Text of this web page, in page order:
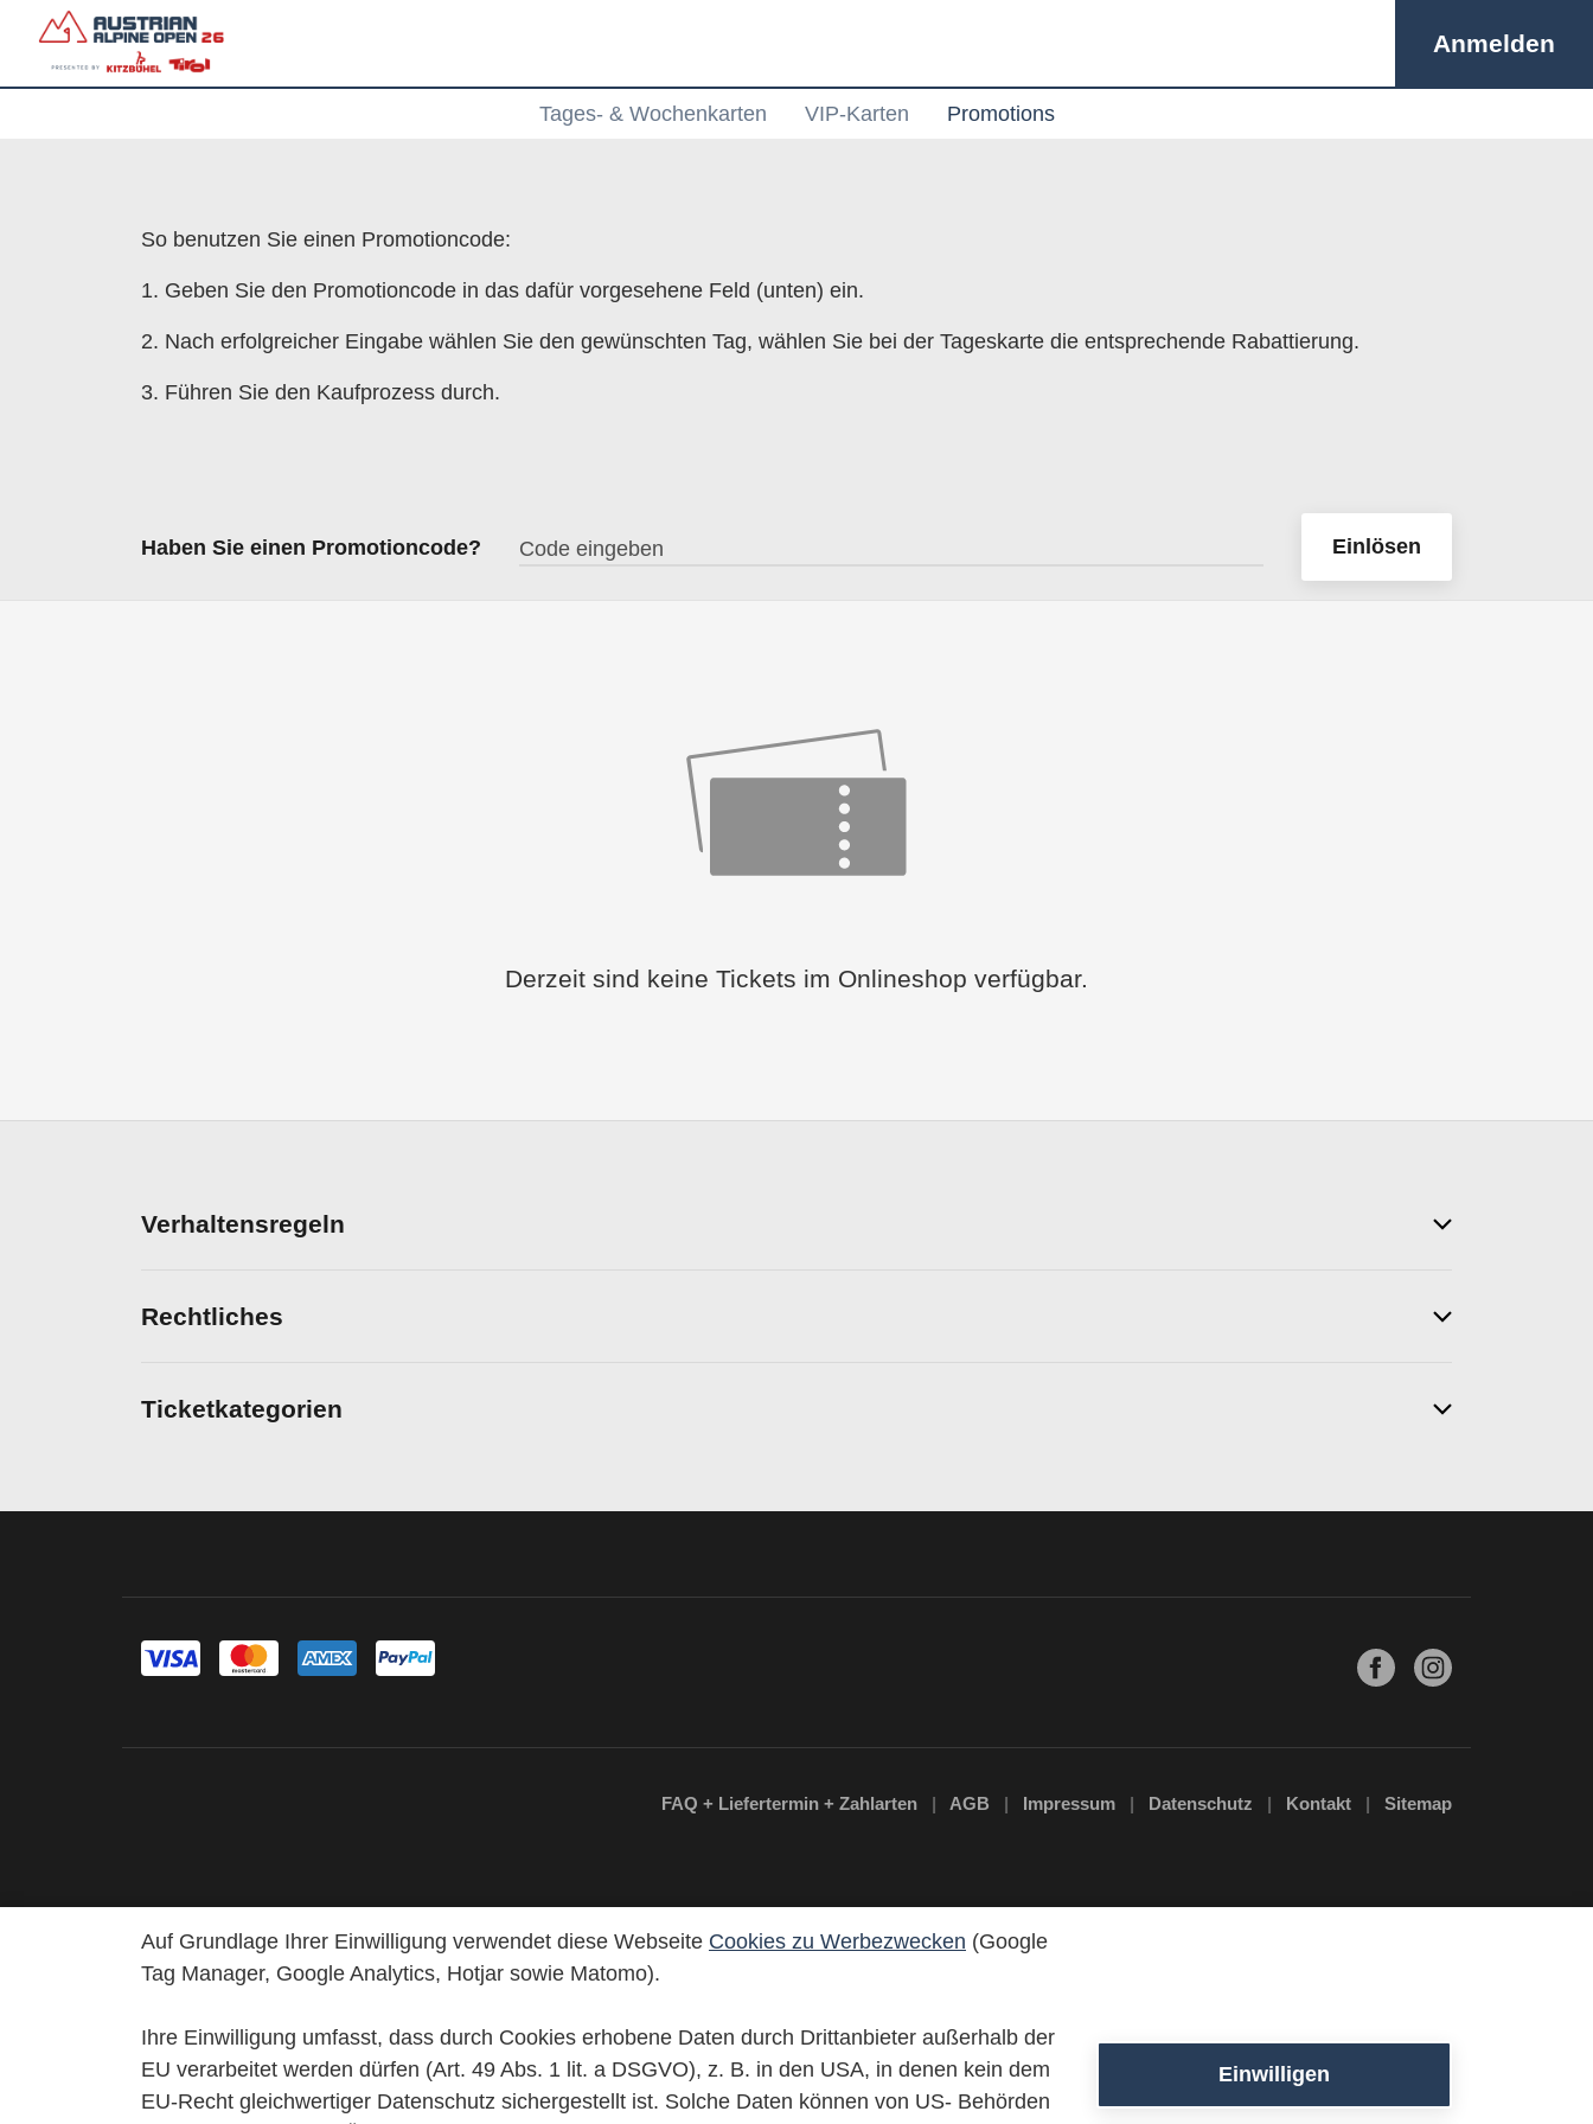
Anmelden
Tages- & Wochenkarten VIP-Karten Promotions
So benutzen Sie einen Promotioncode:
1. Geben Sie den Promotioncode in das dafür vorgesehene Feld (unten) ein.
2. Nach erfolgreicher Eingabe wählen Sie den gewünschten Tag, wählen Sie bei der Tageskarte die entsprechende Rabattierung.
3. Führen Sie den Kaufprozess durch.
Haben Sie einen Promotioncode? Einlösen
Derzeit sind keine Tickets im Onlineshop verfügbar.
Verhaltensregeln
Rechtliches
Ticketkategorien
FAQ + Liefertermin + Zahlarten AGB Impressum Datenschutz Kontakt Sitemap
Auf Grundlage Ihrer Einwilligung verwendet diese Webseite Cookies zu Werbezwecken (Google
Tag Manager, Google Analytics, Hotjar sowie Matomo).
Ihre Einwilligung umfasst, dass durch Cookies erhobene Daten durch Drittanbieter außerhalb der
EU verarbeitet werden dürfen (Art. 49 Abs. 1 lit. a DSGVO), z. B. in den USA, in denen kein dem
EU-Recht gleichwertiger Datenschutz sichergestellt ist. Solche Daten können von US- Behörden
Einwilligen